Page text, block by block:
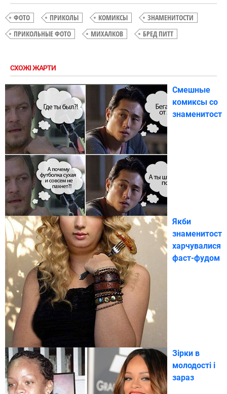
ФОТО ПРИКОЛЫ КОМИКСЫ
ЗНАМЕНИТОСТИ
ПРИКОЛЬНЫЕ ФОТО
МИХАЛКОВ БРЕД ПИТТ
СХОЖІ ЖАРТИ
Смешные
комиксы со
Якби
знаменитості
харчувалися
фаст-фудом
Зірки в
молодості і
зараз